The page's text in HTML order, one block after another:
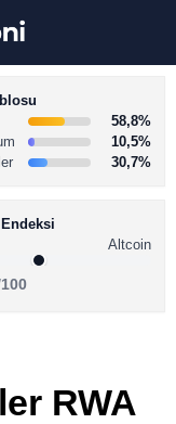
Youtube
58,8%
10,5%
30,7%
Altcoin
RWA